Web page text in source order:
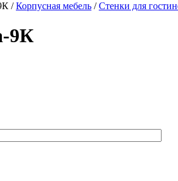
/Корпусная мебель /Стенки для
9К